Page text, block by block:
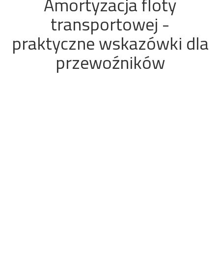
transportowej -
praktyczne wskazówki dla
przewoźników